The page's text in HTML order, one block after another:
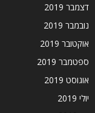
דצמבר 2019
נובמבר 2019
אוקטובר 2019
ספטמבר 2019
אוגוסט 2019
יולי 2019